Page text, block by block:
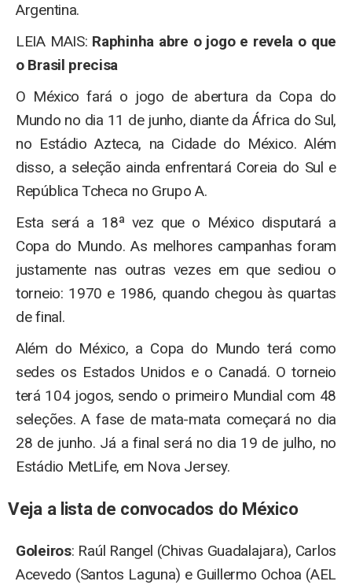
Argentina.
LEIA MAIS: Raphinha abre o jogo e revela o que
o Brasil precisa
O México fará o jogo de abertura da Copa do
Mundo no dia 11 de junho, diante da África do Sul,
no Estádio Azteca, na Cidade do México. Além
disso, a seleção ainda enfrentará Coreia do Sul e
República Tcheca no Grupo A.
Esta será a 18ª vez que o México disputará a
Copa do Mundo. As melhores campanhas foram
justamente nas outras vezes em que sediou o
torneio: 1970 e 1986, quando chegou às quartas
de final.
Além do México, a Copa do Mundo terá como
sedes os Estados Unidos e o Canadá. O torneio
terá 104 jogos, sendo o primeiro Mundial com 48
seleções. A fase de mata-mata começará no dia
28 de junho. Já a final será no dia 19 de julho, no
Estádio MetLife, em Nova Jersey.
Veja a lista de convocados do México
Goleiros: Raúl Rangel (Chivas Guadalajara), Carlos
Acevedo (Santos Laguna) e Guillermo Ochoa (AEL